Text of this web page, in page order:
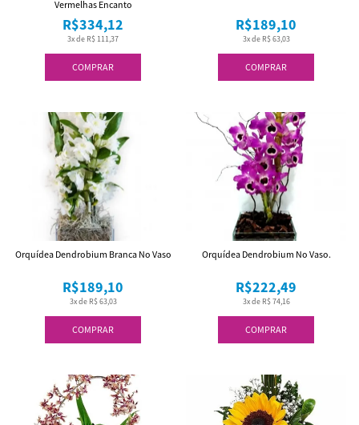
COMPRAR
3x de R$ 111,37
R$334,12
Vermelhas Encanto
COMPRAR
3x de R$ 63,03
R$189,10
COMPRAR
3x de R$ 63,03
R$189,10
Orquídea Dendrobium Branca No Vaso
COMPRAR
3x de R$ 74,16
R$222,49
Orquídea Dendrobium No Vaso.